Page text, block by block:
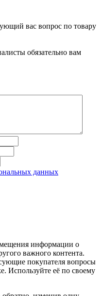
вас вопрос по товару
обязательно вам
данных
информации о
важного контента.
покупателя вопросы
Используйте её по своему